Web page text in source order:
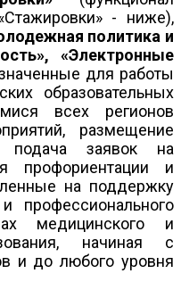
- ниже),
политика и
«Электронные
для работы
образовательных
всех регионов
размещение
подача заявок на
профориентации и
на поддержку
профессионального
медицинского и
начиная с
и до любого уровня